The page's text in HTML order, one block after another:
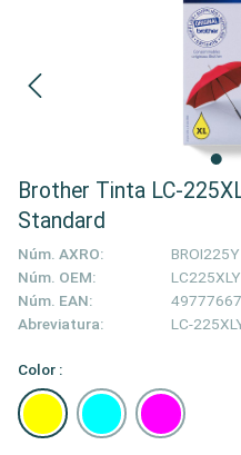
Brother Tinta LC-
Standard
Núm. AXRO:
BROI225Y
Núm. OEM:
LC225XLY
Núm. EAN:
Abreviatura:
LC-
Color :